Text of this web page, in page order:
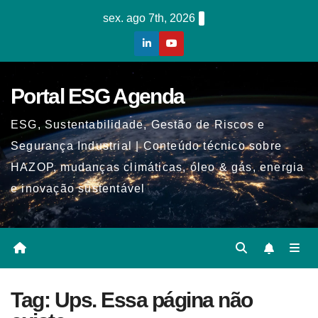
sex. ago 7th, 2026
Portal ESG Agenda
ESG, Sustentabilidade, Gestão de Riscos e
Segurança Industrial | Conteúdo técnico sobre
HAZOP, mudanças climáticas, óleo & gás, energia
e inovação sustentável
Tag: Ups. Essa página não